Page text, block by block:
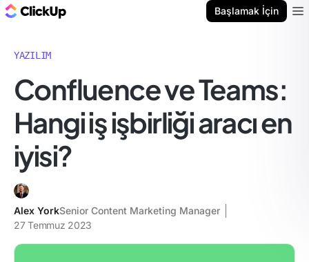
Başlamak İçin
YAZILIM
Confluence ve Teams:
Hangi iş işbirliği aracı en
iyisi?
Alex YorkSenior Content Marketing Manager
27 Temmuz 2023